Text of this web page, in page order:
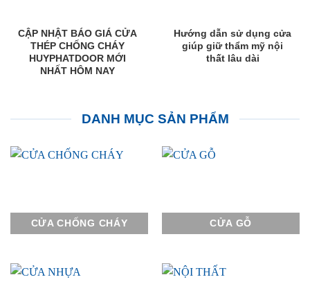
CẬP NHẬT BÁO GIÁ CỬA
THÉP CHỐNG CHÁY
HUYPHATDOOR MỚI
NHẤT HÔM NAY
Hướng dẫn sử dụng cửa
giúp giữ thẩm mỹ nội
thất lâu dài
DANH MỤC SẢN PHẨM
CỬA CHỐNG CHÁY CỬA GỖ